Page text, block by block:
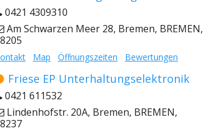
0421 4309310
Am Schwarzen Meer 28, Bremen, BREMEN,
Map Öffnungszeiten Bewertungen
Friese EP Unterhaltungselektronik
0421 611532
Lindenhofstr. 20A, Bremen, BREMEN,